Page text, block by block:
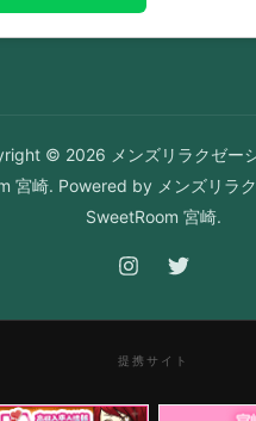
© 2026 メンズリラクゼー
宮崎. Powered by メンズリラ
SweetRoom 宮崎.
提携サイト